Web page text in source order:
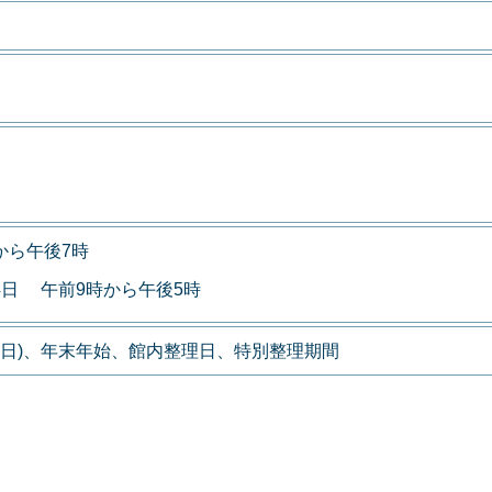
午後7時
日 午前9時から午後5時
)、年末年始、館内整理日、特別整理期間